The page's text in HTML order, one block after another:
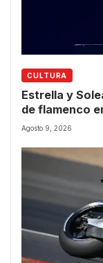
CULTURA
Estrella y
de flamenco
Agosto 9, 2026